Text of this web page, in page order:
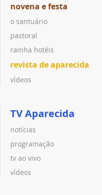
novena e festa
o santuário
pastoral
rainha hotéis
revista de aparecida
vídeos
TV Aparecida
notícias
programação
tv ao vivo
vídeos